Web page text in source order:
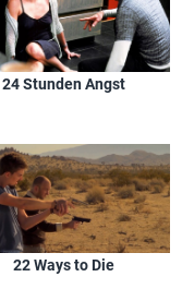
24 Stunden Angst
22 Ways to Die